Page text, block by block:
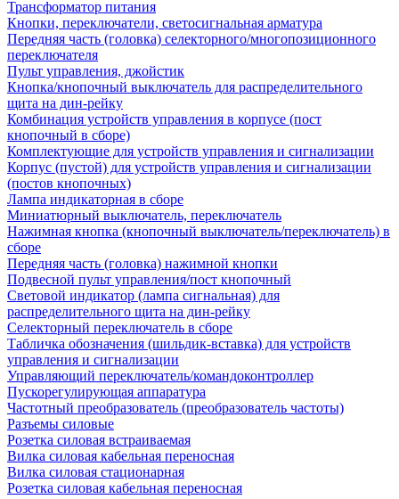
Трансформатор питания
Кнопки, переключатели, светосигнальная арматура
Передняя часть (головка) селекторного/многопозиционного
переключателя
Пульт управления, джойстик
Кнопка/кнопочный выключатель для распределительного
щита на дин-рейку
Комбинация устройств управления в корпусе (пост
кнопочный в сборе)
Комплектующие для устройств управления и сигнализации
Корпус (пустой) для устройств управления и сигнализации
(постов кнопочных)
Лампа индикаторная в сборе
Миниатюрный выключатель, переключатель
Нажимная кнопка (кнопочный выключатель/переключатель) в
сборе
Передняя часть (головка) нажимной кнопки
Подвесной пульт управления/пост кнопочный
Световой индикатор (лампа сигнальная) для
распределительного щита на дин-рейку
Селекторный переключатель в сборе
Табличка обозначения (шильдик-вставка) для устройств
управления и сигнализации
Управляющий переключатель/командоконтроллер
Пускорегулирующая аппаратура
Частотный преобразователь (преобразователь частоты)
Разъемы силовые
Розетка силовая встраиваемая
Вилка силовая кабельная переносная
Вилка силовая стационарная
Розетка силовая кабельная переносная